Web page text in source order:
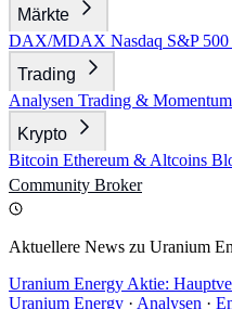
Märkte
DAX/MDAX Nasdaq S&P 500
Trading
Analysen Trading & Momentum
Krypto
Bitcoin Ethereum & Altcoins
Community Broker
Aktuellere News zu Uranium
Uranium Energy Aktie:
Uranium Energy · Analysen ·